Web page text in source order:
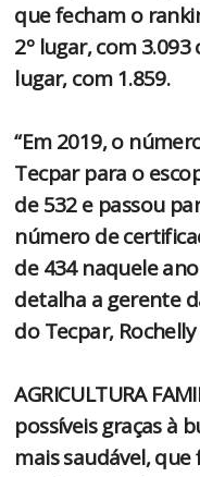
que fecham o
2º lugar, com
lugar, com 1.859.
“Em 2019, o
Tecpar para o
de 532 e passou
número de
de 434 naquele
detalha a gerente
do Tecpar,
AGRICULTURA
possíveis graças à
mais saudável,